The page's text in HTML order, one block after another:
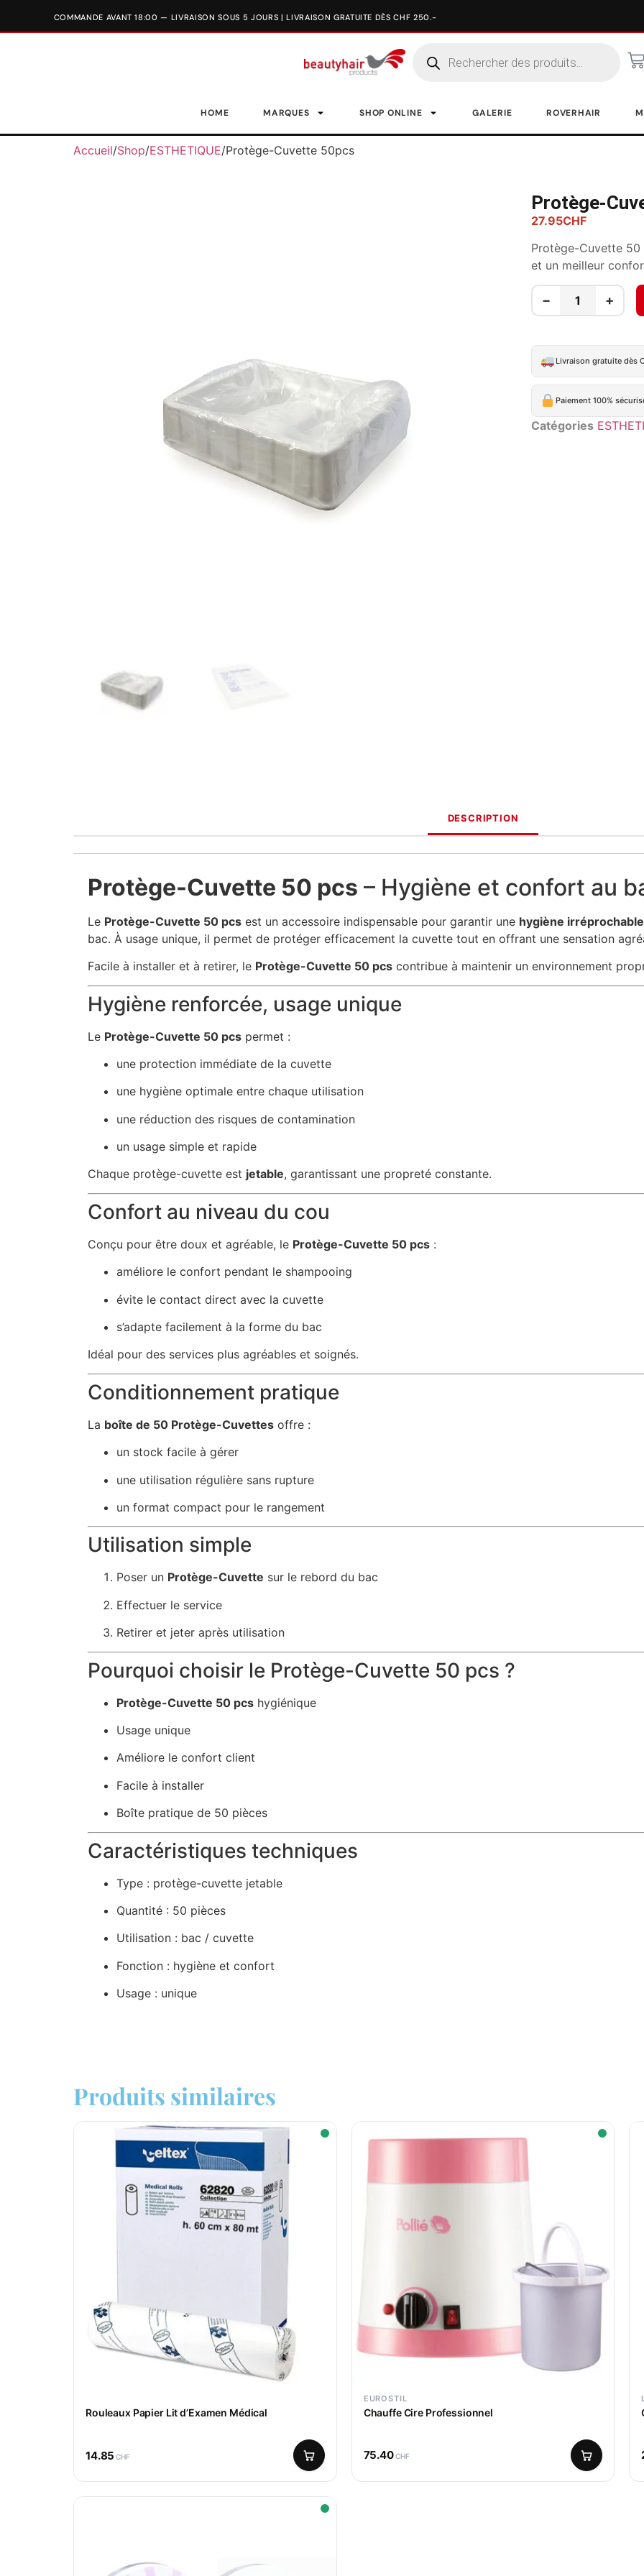
HOME MARQUES SHOP ONLINE GALERIE ROVERHAIR
Accueil/Shop/ESTHETIQUE/Protège-Cuvette 50pcs
Protège-
27.95CHF
Protège-Cuvette
et un meilleur
− +
Livraison gratuite dès
Paiement 100%
Catégories
DESCRIPTION
Protège-Cuvette 50 pcs – Hygiène et confort au
Le Protège-Cuvette 50 pcs est un accessoire indispensable pour garantir une hygiène irréprochable
bac. À usage unique, il permet de protéger efficacement la cuvette tout en offrant une sensation
Facile à installer et à retirer, le Protège-Cuvette 50 pcs contribue à maintenir un environnement
Hygiène renforcée, usage unique
Le Protège-Cuvette 50 pcs permet :
une protection immédiate de la cuvette
une hygiène optimale entre chaque utilisation
une réduction des risques de contamination
un usage simple et rapide
Chaque protège-cuvette est jetable, garantissant une propreté constante.
Confort au niveau du cou
Conçu pour être doux et agréable, le Protège-Cuvette 50 pcs :
améliore le confort pendant le shampooing
évite le contact direct avec la cuvette
s’adapte facilement à la forme du bac
Idéal pour des services plus agréables et soignés.
Conditionnement pratique
La boîte de 50 Protège-Cuvettes offre :
un stock facile à gérer
une utilisation régulière sans rupture
un format compact pour le rangement
Utilisation simple
Poser un Protège-Cuvette sur le rebord du bac
Effectuer le service
Retirer et jeter après utilisation
Pourquoi choisir le Protège-Cuvette 50 pcs ?
Protège-Cuvette 50 pcs hygiénique
Usage unique
Améliore le confort client
Facile à installer
Boîte pratique de 50 pièces
Caractéristiques techniques
Type : protège-cuvette jetable
Quantité : 50 pièces
Utilisation : bac / cuvette
Fonction : hygiène et confort
Usage : unique
Produits similaires
Rouleaux Papier Lit d’Examen Médical
14.85 CHF
EUROSTIL
Chauffe Cire Professionnel
75.40CHF